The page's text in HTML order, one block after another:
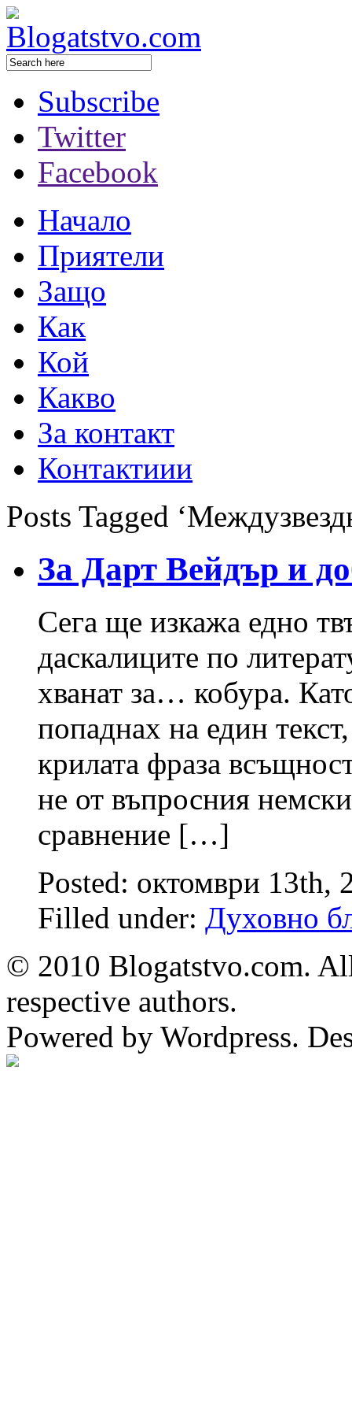
Subscribe
Twitter
Facebook
Начало
Приятели
Защо
Как
Кой
Какво
За контакт
Контактиии
Posts Tagged
За Дарт Вейдър и
Сега ще изкажа едно
даскалиците по
хванат за… кобура.
попаднах на един
крилата фраза
не от въпросния
сравнение […]
Posted: октомври 13th,
Filled under: Духовно
© 2010 Blogatstvo.com.
respective authors.
Powered by Wordpress.